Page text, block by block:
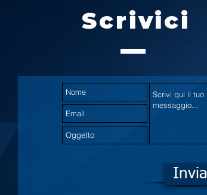
Scrivici
Invia